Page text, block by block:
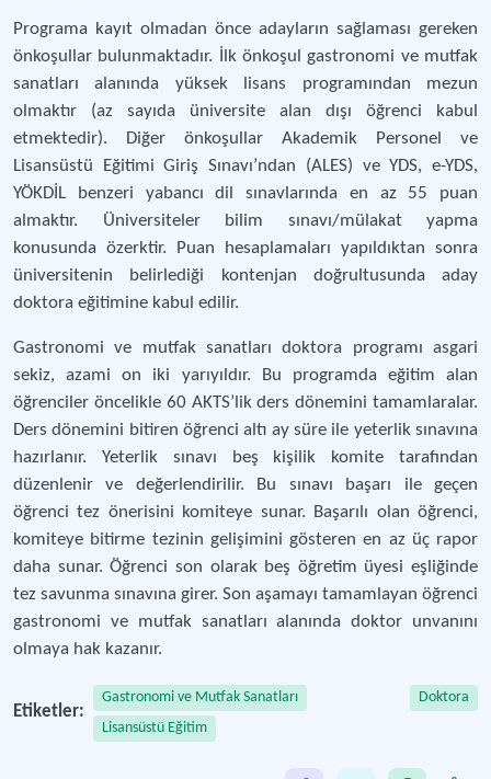
Programa kayıt olmadan önce adayların sağlaması gereken
önkoşullar bulunmaktadır. İlk önkoşul gastronomi ve mutfak
sanatları alanında yüksek lisans programından mezun
olmaktır (az sayıda üniversite alan dışı öğrenci kabul
etmektedir). Diğer önkoşullar Akademik Personel ve
Lisansüstü Eğitimi Giriş Sınavı’ndan (ALES) ve YDS, e-YDS,
YÖKDİL benzeri yabancı dil sınavlarında en az 55 puan
almaktır. Üniversiteler bilim sınavı/mülakat yapma
konusunda özerktir. Puan hesaplamaları yapıldıktan sonra
üniversitenin belirlediği kontenjan doğrultusunda aday
doktora eğitimine kabul edilir.
Gastronomi ve mutfak sanatları doktora programı asgari
sekiz, azami on iki yarıyıldır. Bu programda eğitim alan
öğrenciler öncelikle 60 AKTS’lik ders dönemini tamamlaralar.
Ders dönemini bitiren öğrenci altı ay süre ile yeterlik sınavına
hazırlanır. Yeterlik sınavı beş kişilik komite tarafından
düzenlenir ve değerlendirilir. Bu sınavı başarı ile geçen
öğrenci tez önerisini komiteye sunar. Başarılı olan öğrenci,
komiteye bitirme tezinin gelişimini gösteren en az üç rapor
daha sunar. Öğrenci son olarak beş öğretim üyesi eşliğinde
tez savunma sınavına girer. Son aşamayı tamamlayan öğrenci
gastronomi ve mutfak sanatları alanında doktor unvanını
olmaya hak kazanır.
Etiketler:
Gastronomi ve Mutfak Sanatları
Doktora
Lisansüstü Eğitim